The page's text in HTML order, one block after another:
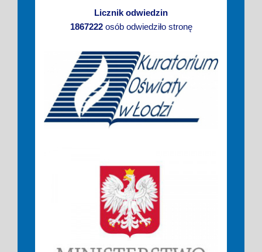
Licznik odwiedzin
1867222osób odwiedziło stronę